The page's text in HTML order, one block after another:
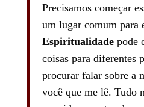
Precisamos começar
um lugar comum para
Espiritualidadepode
coisas para diferentes
procurar falar sobre a
você que me lê. Tudo